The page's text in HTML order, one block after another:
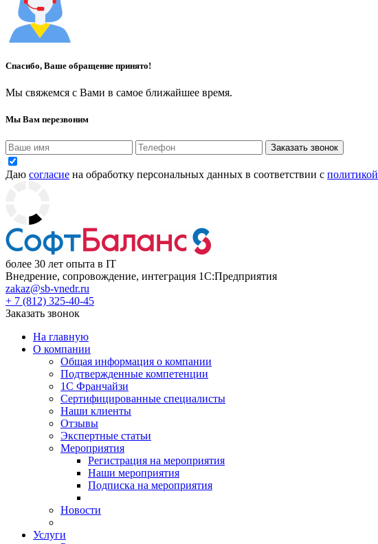
Спасибо, Ваше обращение принято!
Мы свяжемся с Вами в самое ближайшее время.
Мы Вам перезвоним
Заказать звонок
Даю согласие на обработку персональных данных в соответствии с политикой
более 30 лет опыта в IT
Внедрение, сопровождение, интеграция 1С:Предприятия
zakaz@sb-vnedr.ru
+ 7 (812) 325-40-45
Заказать звонок
На главную
О компании
Общая информация о компании
Подтвержденные компетенции
1С Франчайзи
Сертифицированные специалисты
Наши клиенты
Отзывы
Экспертные статьи
Мероприятия
Регистрация на мероприятия
Наши мероприятия
Подписка на мероприятия
Новости
Услуги